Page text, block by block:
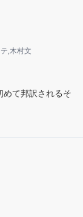
,木村文
めて邦訳されるそ